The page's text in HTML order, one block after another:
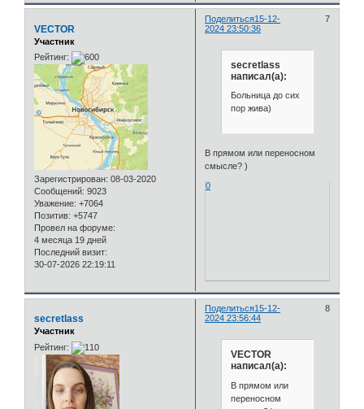
Поделиться 7
15-12-
2024 23:50:36
VECTOR
Участник
Рейтинг:
Зарегистрирован: 08-03-2020
Сообщений: 9023
Уважение: +7064
Позитив: +5747
Провел на форуме:
4 месяца 19 дней
Последний визит:
30-07-2026 22:19:11
secretlass
написал(а):
Больница до сих
пор жива)
В прямом или переносном
смысле? )
0
Поделиться 8
15-12-
2024 23:56:44
secretlass
Участник
Рейтинг:
VECTOR
написал(а):
В прямом или
переносном